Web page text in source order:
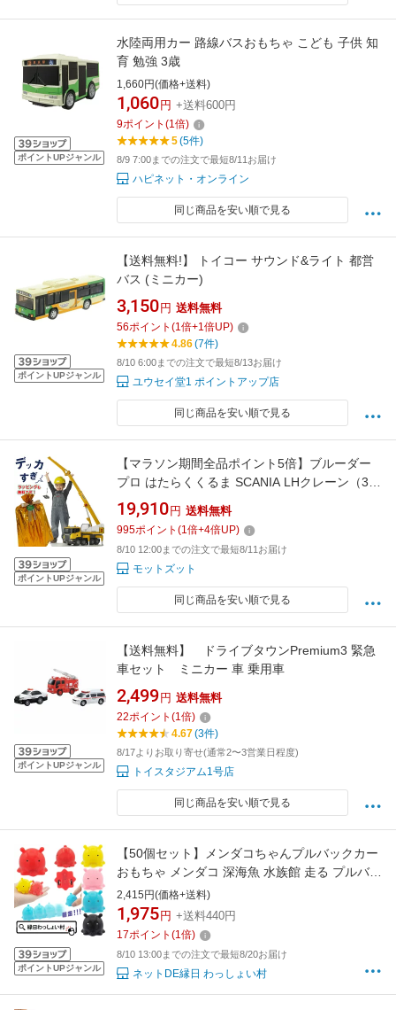
ポイントUPジャンル
水陸両用カー 路線バスおもちゃ こども 子供 知
育 勉強 3歳
1,660円(価格+送料)
1,060 円 +送料600円
9ポイント (1倍)
5(5件)
8/9 7:00までの注文で最短8/11お届け
ハピネット・オンライン
同じ商品を安い順で見る
ポイントUPジャンル
【送料無料!】 トイコー サウンド&ライト 都営
バス (ミニカー)
3,150 円 送料無料
56ポイント (1倍+1倍UP)
4.86(7件)
8/10 6:00までの注文で最短8/13お届け
ユウセイ堂1 ポイントアップ店
同じ商品を安い順で見る
ポイントUPジャンル
【マラソン期間全品ポイント5倍】ブルーダー
プロ はたらくくるま SCANIA LHクレーン（3歳
から）【店頭受取も可 吹田】
19,910 円 送料無料
995ポイント (1倍+4倍UP)
8/10 12:00までの注文で最短8/11お届け
モットズット
同じ商品を安い順で見る
ポイントUPジャンル
【送料無料】 ドライブタウンPremium3 緊急
車セット ミニカー 車 乗用車
2,499 円 送料無料
22ポイント (1倍)
4.67(3件)
8/17よりお取り寄せ(通常2〜3営業日程度)
トイスタジアム1号店
同じ商品を安い順で見る
ポイントUPジャンル
【50個セット】メンダコちゃんプルバックカー
おもちゃ メンダコ 深海魚 水族館 走る プルバッ
ク くるま 子ども会 子供会 景品 玩具 おもちゃ
ミニカー くるま おまけ 縁日 お祭り お祭り問屋
くじ引き景品 プレゼント 参加賞
2,415円(価格+送料)
1,975 円 +送料440円
17ポイント (1倍)
8/10 13:00までの注文で最短8/20お届け
ネットDE縁日 わっしょい村